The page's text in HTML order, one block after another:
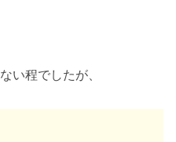
い程でしたが、